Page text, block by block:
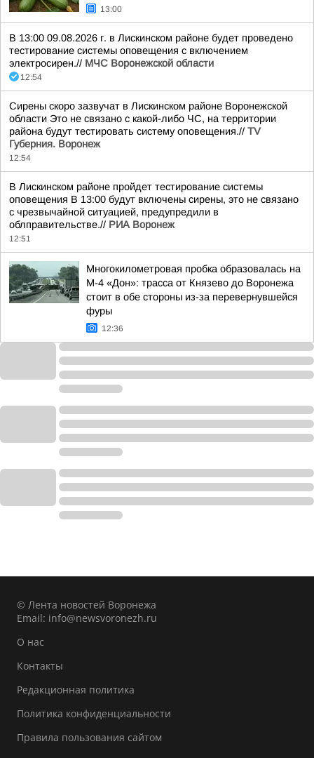
13:00
В 13:00 09.08.2026 г. в Лискинском районе будет проведено
тестирование системы оповещения с включением
электросирен.// МЧС Воронежской области
12:54
Сирены скоро зазвучат в Лискинском районе Воронежской
области Это не связано с какой-либо ЧС, на территории
района будут тестировать систему оповещения.// TV
Губерния. Воронеж
12:54
В Лискинском районе пройдет тестирование системы
оповещения В 13:00 будут включены сирены, это не связано
с чрезвычайной ситуацией, предупредили в
облправительстве.// РИА Воронеж
12:51
Многокилометровая пробка образовалась на
М-4 «Дон»: трасса от Князево до Воронежа
стоит в обе стороны из-за перевернувшейся
фуры
12:36
© Лента новостей Воронежа
Email: info@newsvoronezh.ru
О нас
Контакты
Редакционная политика
Политика конфиденциальности
Правила пользования сайтом